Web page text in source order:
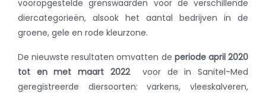
vooropgestelde grenswaarden voor de verschillende
diercategorieën, alsook het aantal bedrijven in de
groene, gele en rode kleurzone.
De nieuwste resultaten omvatten de periode april 2020
tot en met maart 2022 voor de in Sanitel-Med
geregistreerde diersoorten: varkens, vleeskalveren,